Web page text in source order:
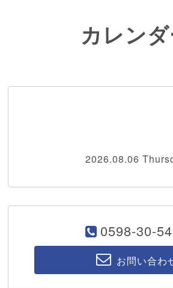
カレン
2026.08.06
0598-30-
お問い合わ